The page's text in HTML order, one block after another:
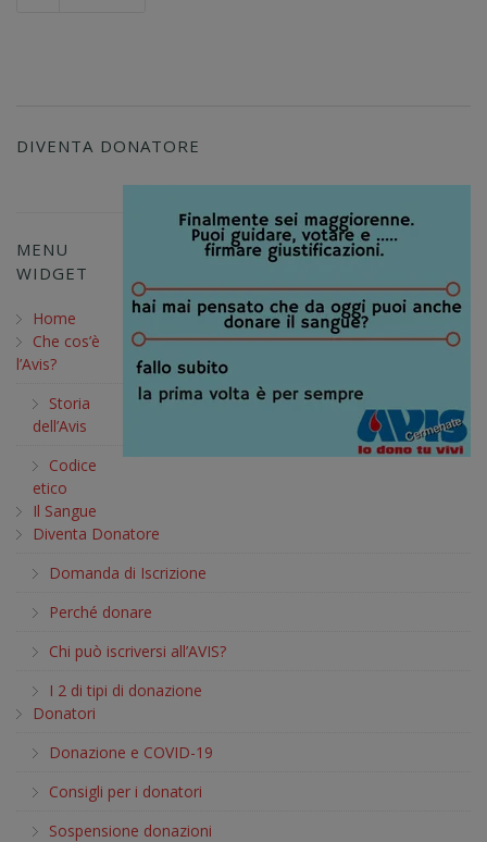
DIVENTA DONATORE
MENU
WIDGET
Home
Che cos’è
l’Avis?
Storia
dell’Avis
Codice
etico
Il Sangue
Diventa Donatore
Domanda di Iscrizione
Perché donare
Chi può iscriversi all’AVIS?
I 2 di tipi di donazione
Donatori
Donazione e COVID-19
Consigli per i donatori
Sospensione donazioni